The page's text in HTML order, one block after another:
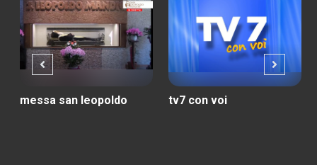
messa san leopoldo tv7 con voi